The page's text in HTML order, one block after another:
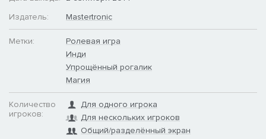
Издатель:
Mastertronic
Метки:
Ролевая игра
Инди
Упрощённый рогалик
Магия
Количество
игроков:
Для одного игрока
Для нескольких игроков
Общий/разделённый экран